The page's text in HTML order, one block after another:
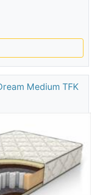
Medium TFK